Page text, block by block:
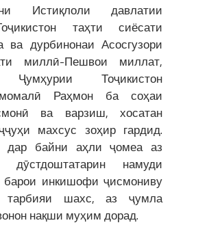
Истиқлоли давлатии
таҳти сиёсати
ва дурбинонаи Асосгузори
миллӣ-Пешвои миллат,
Ҷумҳурии Тоҷикистон
Раҳмон ба соҳаи
ва варзиш, хосатан
махсус зоҳир гардид.
дар байни аҳли ҷомеа аз
дӯстдоштатарин намуди
инкишофи ҷисмониву
шахс, аз ҷумла
нақши муҳим дорад.